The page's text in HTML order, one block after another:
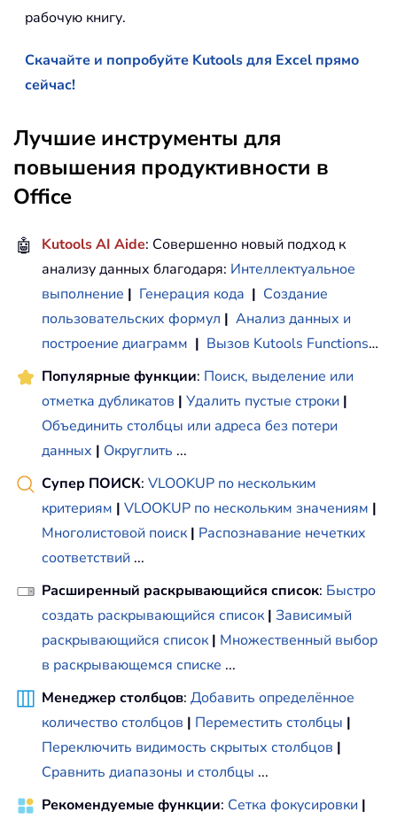
рабочую книгу.
Скачайте и попробуйте Kutools для Excel прямо
сейчас!
Лучшие инструменты для
повышения продуктивности в
Office
🤖 Kutools AI Aide: Совершенно новый подход к
анализу данных благодаря: Интеллектуальное
выполнение | Генерация кода | Создание
пользовательских формул | Анализ данных и
построение диаграмм | Вызов Kutools Functions…
Популярные функции: Поиск, выделение или
отметка дубликатов | Удалить пустые строки |
Объединить столбцы или адреса без потери
данных | Округлить ...
Супер ПОИСК: VLOOKUP по нескольким
критериям | VLOOKUP по нескольким значениям |
Многолистовой поиск | Распознавание нечетких
соответствий ...
Расширенный раскрывающийся список: Быстро
создать раскрывающийся список | Зависимый
раскрывающийся список | Множественный выбор
в раскрывающемся списке ...
Менеджер столбцов: Добавить определённое
количество столбцов | Переместить столбцы |
Переключить видимость скрытых столбцов |
Сравнить диапазоны и столбцы ...
Рекомендуемые функции: Сетка фокусировки |